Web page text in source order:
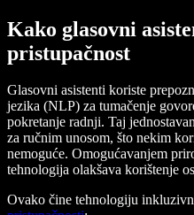
Kako glasovni
pristupačnost
Glasovni asistenti koriste
jezika (NLP) za tumačenje
pokretanje radnji. Taj
za ručnim unosom, što nekim
nemoguće. Omogućavanjem
tehnologija olakšava korištenje
Ovako čine tehnologiju